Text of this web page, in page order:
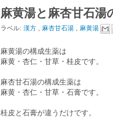
麻黄湯と麻杏甘石湯
ラベル: 漢方 , 麻杏甘石湯 , 麻黄湯
麻黄湯の構成生薬は
麻黄・杏仁・甘草・桂皮です。
麻杏甘石湯の構成生薬は
麻黄・杏仁・甘草・石膏です。
桂皮と石膏が違うだけです。